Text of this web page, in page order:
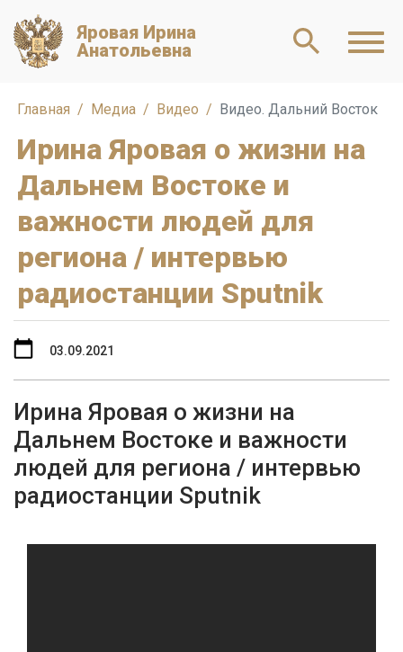
Яровая Ирина
Анатольевна
Главная Медиа Видео Видео. Дальний Восток
Ирина Яровая о жизни на
Дальнем Востоке и
важности людей для
региона / интервью
радиостанции Sputnik
Ирина Яровая о жизни на
Дальнем Востоке и важности
людей для региона / интервью
радиостанции Sputnik
03.09.2021